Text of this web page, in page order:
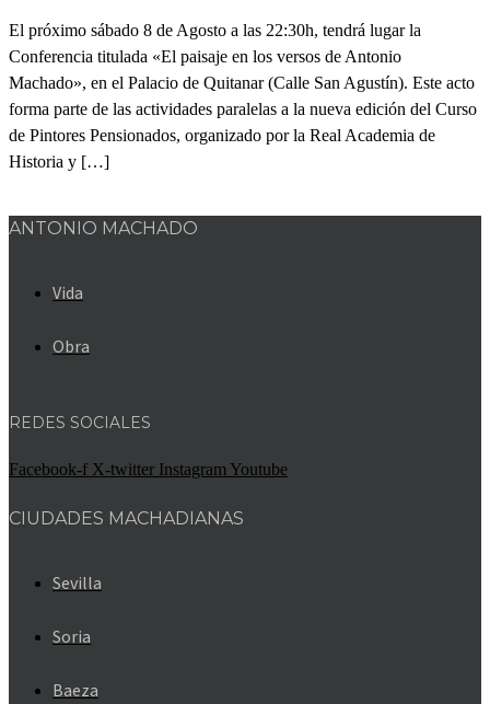
El próximo sábado 8 de Agosto a las 22:30h, tendrá lugar la
Conferencia titulada «El paisaje en los versos de Antonio
Machado», en el Palacio de Quitanar (Calle San Agustín). Este acto
forma parte de las actividades paralelas a la nueva edición del Curso
de Pintores Pensionados, organizado por la Real Academia de
Historia y […]
ANTONIO MACHADO
Vida
Obra
REDES SOCIALES
Facebook-f X-twitter Instagram Youtube
CIUDADES MACHADIANAS
Sevilla
Soria
Baeza